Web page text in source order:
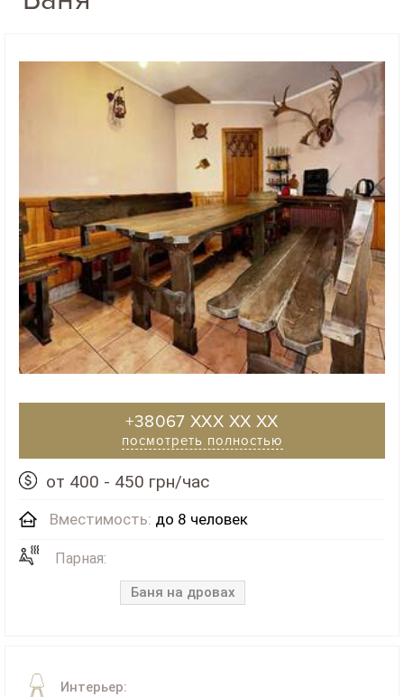
+38067 XXX XX XX
посмотреть полностью
от 400 - 450 грн/час
Вместимость: до 8 человек
Парная:
Баня на дровах
Интерьер: